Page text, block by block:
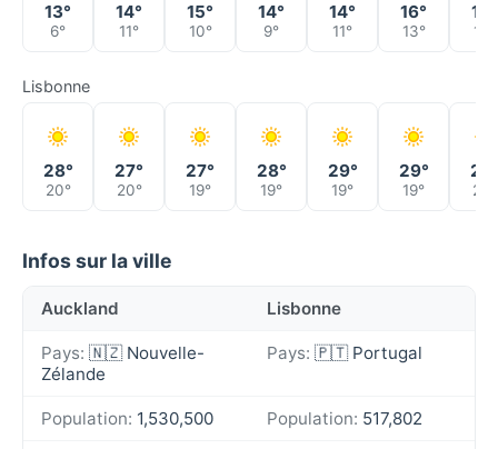
13°
6°
14°
11°
15°
10°
14°
9°
14°
11°
16°
13°
13°
12°
Lisbonne
28°
20°
27°
20°
27°
19°
28°
19°
29°
19°
29°
19° 20°
Infos sur la ville
Auckland Lisbonne
Pays: 🇳🇿 Nouvelle-
Zélande
Pays: 🇵🇹 Portugal
Population: 1,530,500 Population: 517,802